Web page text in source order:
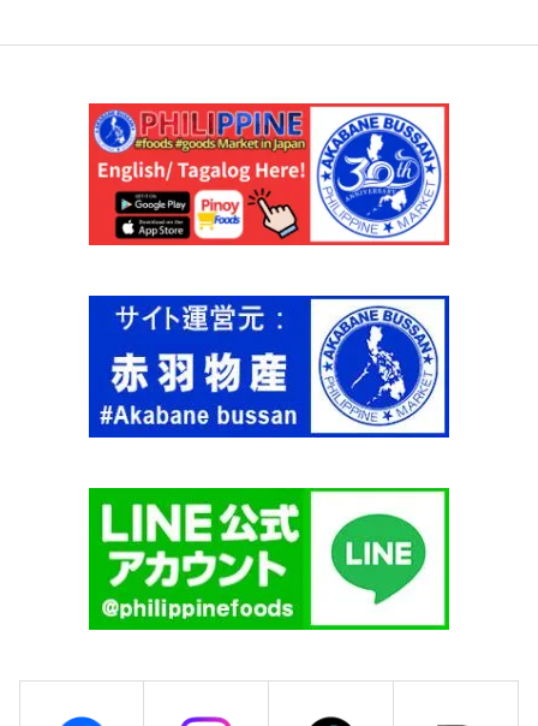
レ
ス
ホ
ッ
ト
ア
ン
ド
ス
シ
ー
1
8
0
g
【
C
T
U
R
Y
】
個
3
0
g
【
豚
肉
豆
込
み
缶
詰
】
【
U
'
個